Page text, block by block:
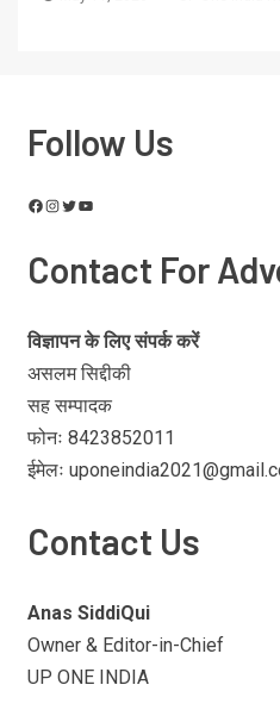
Follow Us
Contact For
विज्ञापन के लिए संपर्क करें
असलम सिद्दीकी
सह सम्पादक
फोनः 8423852011
ईमेलः
Contact Us
Anas SiddiQui
Owner & Editor-in-Chief
UP ONE INDIA